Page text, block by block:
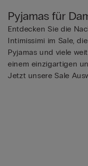
Pyjamas für
Entdecken Sie die
Intimissimi im Sale,
Pyjamas und viele
einem einzigartigen
Jetzt unsere Sale